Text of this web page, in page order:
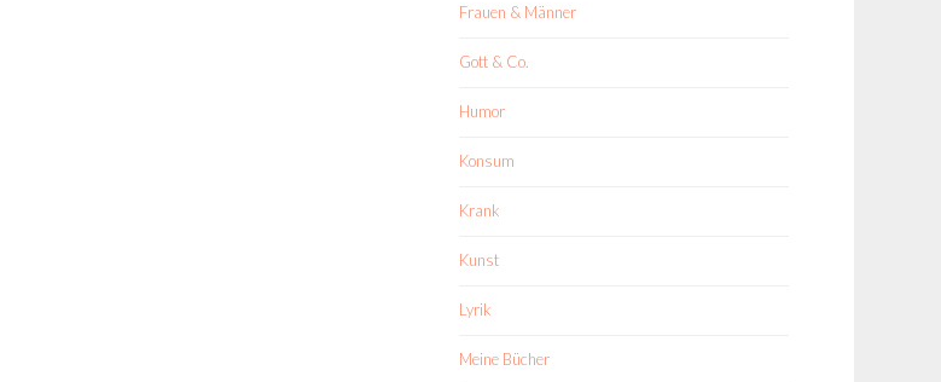
Frauen & Männer
Gott & Co.
Humor
Konsum
Krank
Kunst
Lyrik
Meine Bücher